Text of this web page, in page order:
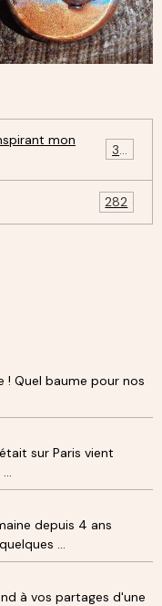
mon
30
282
! Quel baume pour nos
sur Paris vient
depuis 4 ans
...
à vos partages d'une